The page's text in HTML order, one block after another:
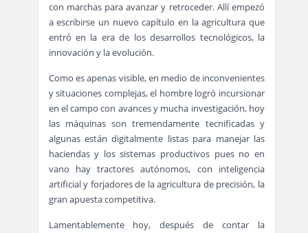
con marchas para avanzar y retroceder. Allí empezó
a escribirse un nuevo capítulo en la agricultura que
entró en la era de los desarrollos tecnológicos, la
innovación y la evolución.
Como es apenas visible, en medio de inconvenientes
y situaciones complejas, el hombre logró incursionar
en el campo con avances y mucha investigación, hoy
las máquinas son tremendamente tecnificadas y
algunas están digitalmente listas para manejar las
haciendas y los sistemas productivos pues no en
vano hay tractores autónomos, con inteligencia
artificial y forjadores de la agricultura de precisión, la
gran apuesta competitiva.
Lamentablemente hoy, después de contar la